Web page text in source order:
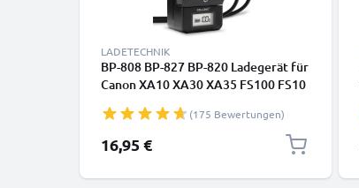
LADETECHNIK
BP-808 BP-827 BP-820 Ladegerät für
Canon XA10 XA30 XA35 FS100 FS10
FS300 FS306 Kamera-Akkus von
CELLONIC
(175 Bewertungen)
16,95 €